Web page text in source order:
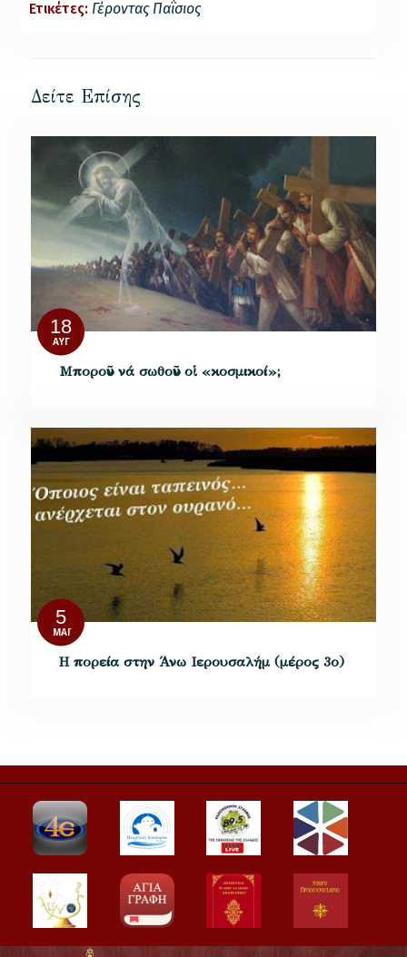
Ετικέτες: Γέροντας Παΐσιος
Δείτε Επίσης
18
ΑΥΓ
Μποροῦν νά σωθοῦν οἱ «κοσμικοί»;
5
ΜΆΙ
Η πορεία στην Άνω Ιερουσαλήμ (μέρος 3ο)